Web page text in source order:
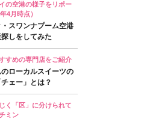
の空港の様子をリポー
4月時点）
スワンナプーム空港
しをしてみた
すめの専門店をご紹介
ローカルスイーツの
ェー」とは？
く「区」に分けられて
ミン